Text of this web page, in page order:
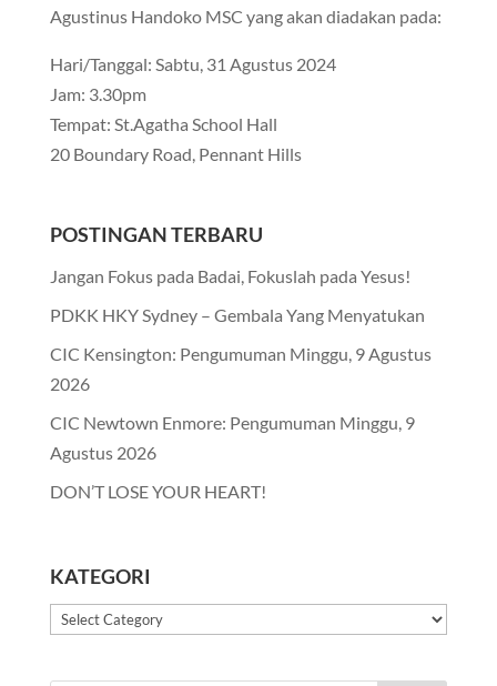
Agustinus Handoko MSC yang akan diadakan pada:
Hari/Tanggal: Sabtu, 31 Agustus 2024
Jam: 3.30pm
Tempat: St.Agatha School Hall
20 Boundary Road, Pennant Hills
POSTINGAN TERBARU
Jangan Fokus pada Badai, Fokuslah pada Yesus!
PDKK HKY Sydney – Gembala Yang Menyatukan
CIC Kensington: Pengumuman Minggu, 9 Agustus
2026
CIC Newtown Enmore: Pengumuman Minggu, 9
Agustus 2026
DON’T LOSE YOUR HEART!
KATEGORI
Kategori